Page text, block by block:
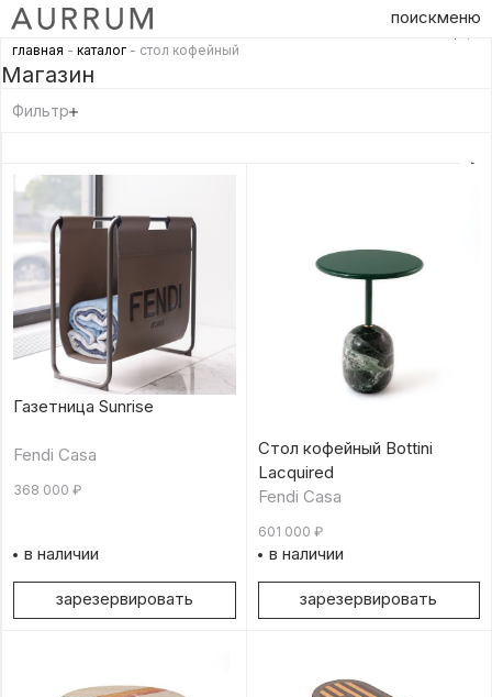
поискменю
главная - каталог - стол кофейный
Магазин
Фильтр
Газетница Sunrise
Fendi Casa
368 000 ₽
в наличии
зарезервировать
Стол кофейный Bottini
Lacquired
Fendi Casa
601 000 ₽
в наличии
зарезервировать